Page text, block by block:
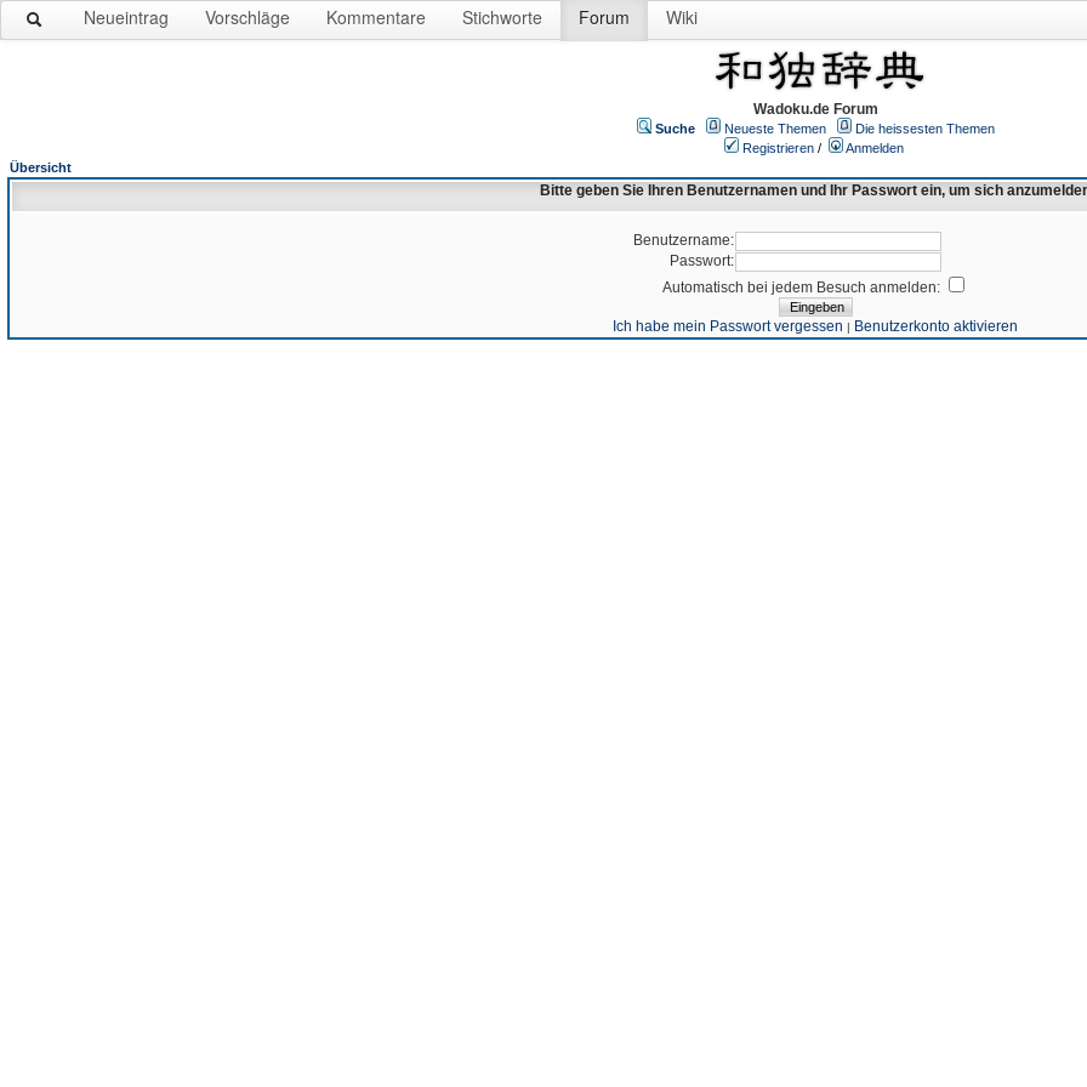
Neueintrag Vorschläge Kommentare Stichworte Forum Wiki
Wadoku.de Forum
Suche Neueste Themen
Die heissesten Themen
Registrieren /
Anmelden
Übersicht
Bitte geben Sie Ihren Benutzernamen und Ihr Passwort ein, um sich
Benutzername:
Passwort:
Automatisch bei jedem Besuch anmelden:
Ich habe mein Passwort vergessen | Benutzerkonto aktivieren